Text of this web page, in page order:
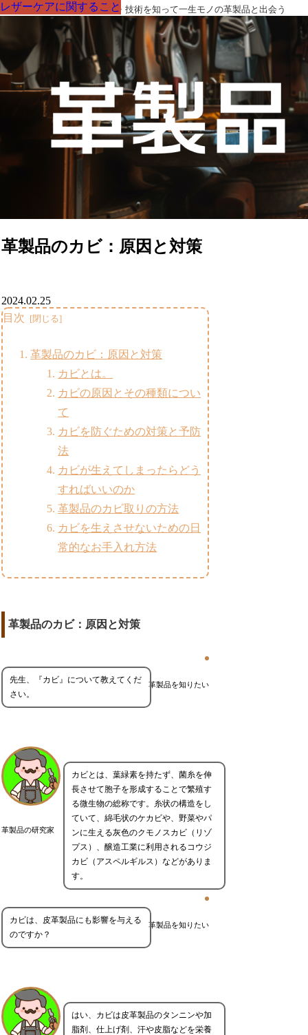
革製品の部品の呼び名・素材・技術を知って一生モノの革製品と出会う
革製品のカビ：原因と対策
レザーケアに関すること
2024.02.25
目次
革製品のカビ：原因と対策
カビとは。
カビの原因とその種類につい
て
カビを防ぐための対策と予防
法
カビが生えてしまったらどう
すればいいのか
革製品のカビ取りの方法
カビを生えさせないための日
常的なお手入れ方法
革製品のカビ：原因と対策
革製品を知りたい
先生、『カビ』について教えてくだ
さい。
革製品の研究家
カビとは、葉緑素を持たず、菌糸を伸
長させて胞子を形成することで繁殖す
る微生物の総称です。糸状の構造をし
ていて、綿毛状のケカビや、野菜やパ
ンに生える灰色のクモノスカビ（リゾ
プス）、醸造工業に利用されるコウジ
カビ（アスペルギルス）などがありま
す。
革製品を知りたい
カビは、皮革製品にも影響を与える
のですか？
はい、カビは皮革製品のタンニンや加
脂剤、仕上げ剤、汗や皮脂などを栄養
レザーケアに関すること
レザーケアに関すること
レザーケアに関すること
レザーケアに関すること
レザーケアに関すること
レザーケアに関すること